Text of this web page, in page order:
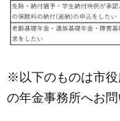
※ 以下のものは市
の年金事務所へお問